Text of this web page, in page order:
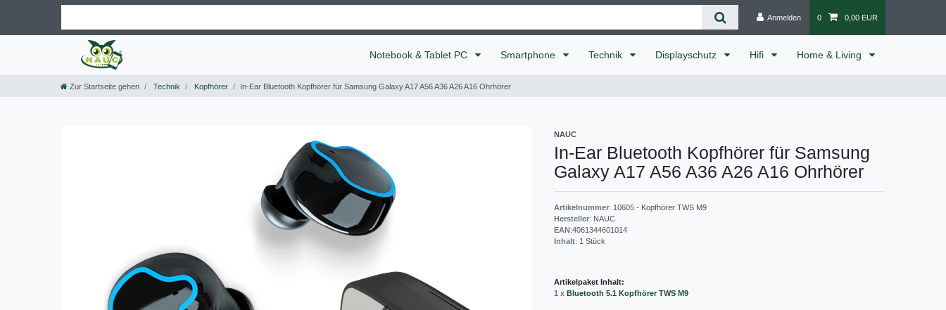
Anmelden 0 0,00 EUR
Notebook & Tablet PC Smartphone Technik Displayschutz Hifi Home & Living
Zur Startseite gehen Technik Kopfhörer In-Ear Bluetooth Kopfhörer für Samsung Galaxy A17 A56 A36 A26 A16 Ohrhörer
NAUC
In-Ear Bluetooth Kopfhörer für Samsung
Galaxy A17 A56 A36 A26 A16 Ohrhörer
Artikelnummer: 10605 - Kopfhörer TWS M9
Hersteller: NAUC
EAN:4061344601014
Inhalt: 1 Stück
Artikelpaket Inhalt:
1 x Bluetooth 5.1 Kopfhörer TWS M9